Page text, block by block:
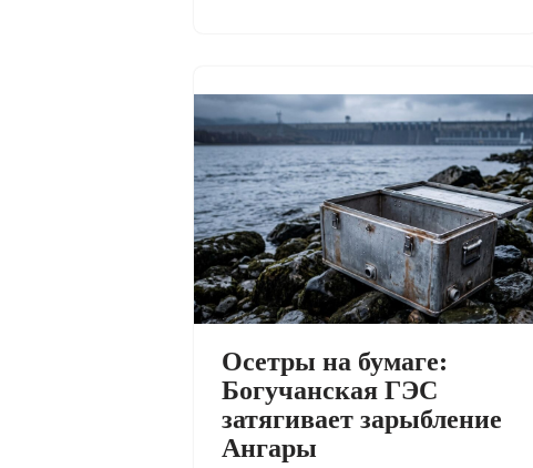
Осетры на бумаге:
Богучанская ГЭС
затягивает зарыбление
Ангары